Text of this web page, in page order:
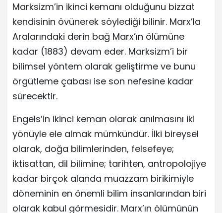
Marksizm’in ikinci kemanı olduğunu bizzat
kendisinin övünerek söylediği bilinir. Marx’la
Aralarındaki derin bağ Marx’ın ölümüne
kadar (1883) devam eder. Marksizm’i bir
bilimsel yöntem olarak geliştirme ve bunu
örgütleme çabası ise son nefesine kadar
sürecektir.
Engels’in ikinci keman olarak anılmasını iki
yönüyle ele almak mümkündür. İlki bireysel
olarak, doğa bilimlerinden, felsefeye;
iktisattan, dil bilimine; tarihten, antropolojiye
kadar birçok alanda muazzam birikimiyle
döneminin en önemli bilim insanlarından biri
olarak kabul görmesidir. Marx’ın ölümünün